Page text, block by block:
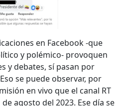
en Facebook -que
y polémico- provoquen
y debates, sí pasan por
se puede observar, por
en vivo que el canal RT
agosto del 2023. Ese día se